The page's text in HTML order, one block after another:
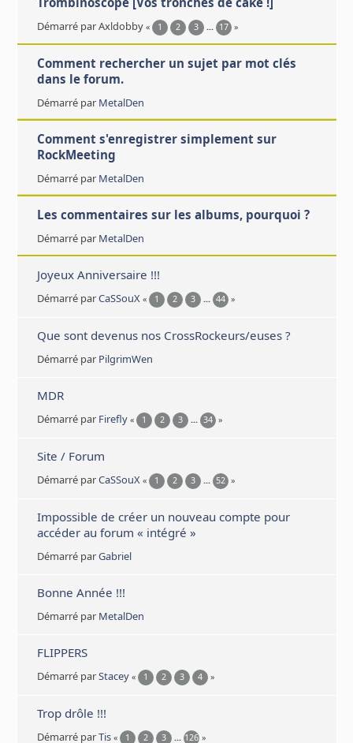
Démarré par Axldobby « 1 2 3 ... 17 »
Comment rechercher un sujet par mot clés
dans le forum.
Démarré par MetalDen
Comment s'enregistrer simplement sur
RockMeeting
Démarré par MetalDen
Les commentaires sur les albums, pourquoi ?
Démarré par MetalDen
Joyeux Anniversaire !!!
Démarré parCaSSouX « 1 2 3 ... 44 »
Que sont devenus nos CrossRockeurs/euses ?
Démarré par PilgrimWen
MDR
Démarré par Firefly « 1 2 3 ... 34 »
Site / Forum
Démarré parCaSSouX « 1 2 3 ... 52 »
Impossible de créer un nouveau compte pour
accéder au forum « intégré »
Démarré parGabriel
Bonne Année !!!
Démarré par MetalDen
FLIPPERS
Démarré parStacey « 1 2 3 4 »
Trop drôle !!!
Démarré parTis « 1 2 3 ... 126»